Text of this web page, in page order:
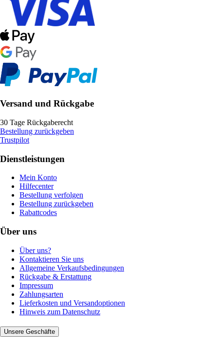
Versand und Rückgabe
30 Tage Rückgaberecht
Bestellung zurückgeben
Trustpilot
Dienstleistungen
Mein Konto
Hilfecenter
Bestellung verfolgen
Bestellung zurückgeben
Rabattcodes
Über uns
Über uns?
Kontaktieren Sie uns
Allgemeine Verkaufsbedingungen
Rückgabe & Erstattung
Impressum
Zahlungsarten
Lieferkosten und Versandoptionen
Hinweis zum Datenschutz
Unsere Geschäfte